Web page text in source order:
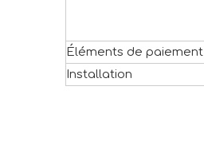
Éléments de paiement
Installation